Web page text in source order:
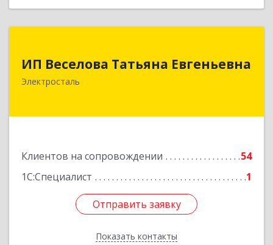
ИП Веселова Татьяна Евгеньевна
Электросталь
Клиентов на сопровождении
54
1С:Специалист
1
Отправить заявку
Показать контакты
Подробнее
Отправить заявку
Назад